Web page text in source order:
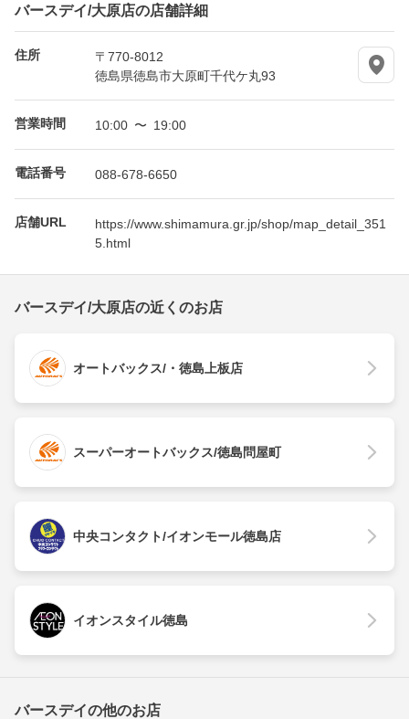
バースデイ/大原店の店舗詳細
住所
〒770-8012
徳島県徳島市大原町千代ケ丸93
営業時間 10:00 〜 19:00
電話番号 088-678-6650
店舗URL
https://www.shimamura.gr.jp/shop/map_detail_351
5.html
バースデイ/大原店の近くのお店
オートバックス/・徳島上板店
スーパーオートバックス/徳島問屋町
中央コンタクト/イオンモール徳島店
イオンスタイル徳島
バースデイの他のお店